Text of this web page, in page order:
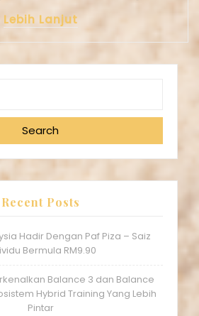
Lebih Lanjut
Search
Recent Posts
Hadir Dengan Paf Piza – Saiz
Bermula RM9.90
Balance 3 dan Balance
Hybrid Training Yang Lebih
Pintar